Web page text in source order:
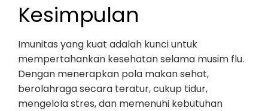
Kesimpulan
Imunitas yang kuat adalah kunci untuk
mempertahankan kesehatan selama musim flu.
Dengan menerapkan pola makan sehat,
berolahraga secara teratur, cukup tidur,
mengelola stres, dan memenuhi kebutuhan